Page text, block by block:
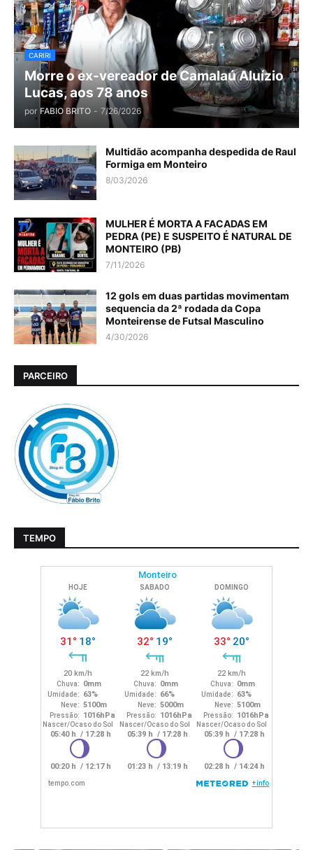
CARIRI
Morre o ex-vereador de Camalaú Aluízio
Lucas, aos 78 anos
por FABIO BRITO - 7/26/2026
Multidão acompanha despedida de Raul
Formiga em Monteiro
8/03/2026
MULHER É MORTA A FACADAS EM
PEDRA (PE) E SUSPEITO É NATURAL DE
MONTEIRO (PB)
7/11/2026
12 gols em duas partidas movimentam
sequencia da 2ª rodada da Copa
Monteirense de Futsal Masculino
4/30/2026
PARCEIRO
TEMPO